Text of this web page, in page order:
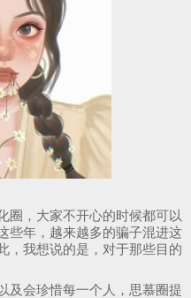
圈，大家不开心的时候都可以
些年，越来越多的骗子混进这
，我想说的是，对于那些目的
及会珍惜每一个人，思慕圈提